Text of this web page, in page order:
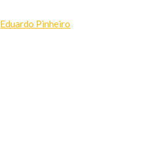
Eduardo Pinheiro